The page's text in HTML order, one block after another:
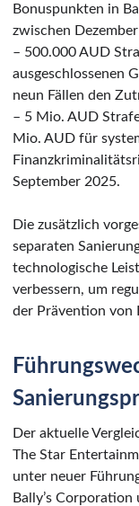
Bonuspunkten in
zwischen
– 500.000 AUD
ausgeschlossenen
neun Fällen den
– 5 Mio. AUD
Mio. AUD für
September 2025.
Die zusätzlich
separaten
technologische
verbessern, um
der Prävention von
Der aktuelle
The Star
unter neuer
Bally’s